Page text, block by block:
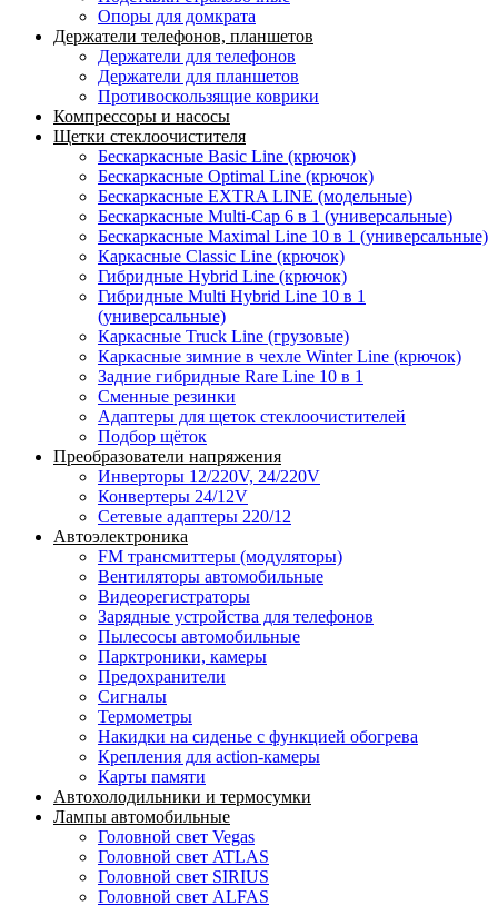
Опоры для домкрата
Держатели телефонов, планшетов
Держатели для телефонов
Держатели для планшетов
Противоскользящие коврики
Компрессоры и насосы
Щетки стеклоочистителя
Бескаркасные Basic Line (крючок)
Бескаркасные Optimal Line (крючок)
Бескаркасные EXTRA LINE (модельные)
Бескаркасные Multi-Cap 6 в 1 (универсальные)
Бескаркасные Maximal Line 10 в 1 (универсальные)
Каркасные Classic Line (крючок)
Гибридные Hybrid Line (крючок)
Гибридные Multi Hybrid Line 10 в 1
(универсальные)
Каркасные Truck Line (грузовые)
Каркасные зимние в чехле Winter Line (крючок)
Задние гибридные Rare Line 10 в 1
Сменные резинки
Адаптеры для щеток стеклоочистителей
Подбор щёток
Преобразователи напряжения
Инверторы 12/220V, 24/220V
Конвертеры 24/12V
Сетевые адаптеры 220/12
Автоэлектроника
FM трансмиттеры (модуляторы)
Вентиляторы автомобильные
Видеорегистраторы
Зарядные устройства для телефонов
Пылесосы автомобильные
Парктроники, камеры
Предохранители
Сигналы
Термометры
Накидки на сиденье с функцией обогрева
Крепления для action-камеры
Карты памяти
Автохолодильники и термосумки
Лампы автомобильные
Головной свет Vegas
Головной свет ATLAS
Головной свет SIRIUS
Головной свет ALFAS